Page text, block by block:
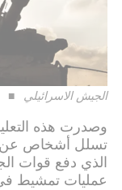
الجيش الاسرائيلي
وصدرت هذه
تسلل أشخاص عن
الذي دفع قوات
عمليات تمشيط